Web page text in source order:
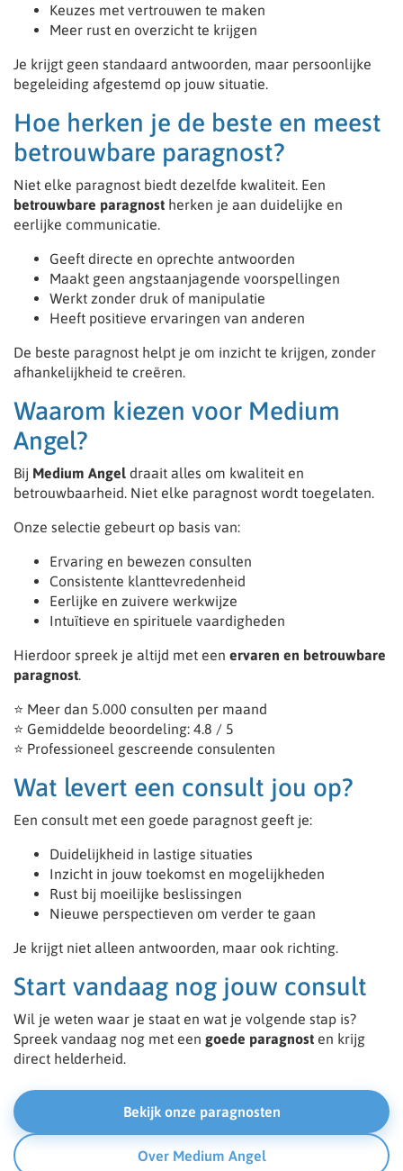
Keuzes met vertrouwen te maken
Meer rust en overzicht te krijgen
Je krijgt geen standaard antwoorden, maar persoonlijke
begeleiding afgestemd op jouw situatie.
Hoe herken je de beste en meest
betrouwbare paragnost?
Niet elke paragnost biedt dezelfde kwaliteit. Een
betrouwbare paragnost herken je aan duidelijke en
eerlijke communicatie.
Geeft directe en oprechte antwoorden
Maakt geen angstaanjagende voorspellingen
Werkt zonder druk of manipulatie
Heeft positieve ervaringen van anderen
De beste paragnost helpt je om inzicht te krijgen, zonder
afhankelijkheid te creëren.
Waarom kiezen voor Medium
Angel?
Bij Medium Angel draait alles om kwaliteit en
betrouwbaarheid. Niet elke paragnost wordt toegelaten.
Onze selectie gebeurt op basis van:
Ervaring en bewezen consulten
Consistente klanttevredenheid
Eerlijke en zuivere werkwijze
Intuïtieve en spirituele vaardigheden
Hierdoor spreek je altijd met een ervaren en betrouwbare
paragnost.
⭐ Meer dan 5.000 consulten per maand
⭐ Gemiddelde beoordeling: 4.8 / 5
⭐ Professioneel gescreende consulenten
Wat levert een consult jou op?
Een consult met een goede paragnost geeft je:
Duidelijkheid in lastige situaties
Inzicht in jouw toekomst en mogelijkheden
Rust bij moeilijke beslissingen
Nieuwe perspectieven om verder te gaan
Je krijgt niet alleen antwoorden, maar ook richting.
Start vandaag nog jouw consult
Wil je weten waar je staat en wat je volgende stap is?
Spreek vandaag nog met een goede paragnost en krijg
direct helderheid.
Bekijk onze paragnosten
Over Medium Angel